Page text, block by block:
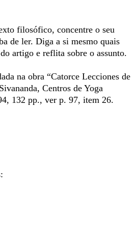
filosófico, concentre o seu
de ler. Diga a si mesmo quais
artigo e reflita sobre o assunto.
na obra “Catorce Lecciones de
Centros de Yoga
132 pp., ver p. 97, item 26.